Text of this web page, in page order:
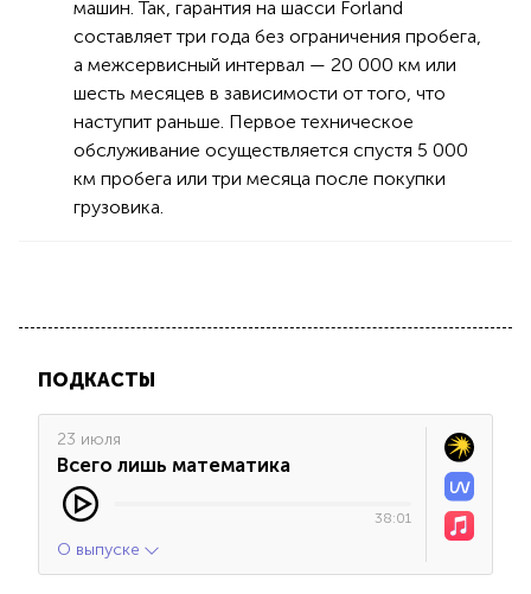
машин. Так, гарантия на шасси Forland
составляет три года без ограничения пробега,
а межсервисный интервал — 20 000 км или
шесть месяцев в зависимости от того, что
наступит раньше. Первое техническое
обслуживание осуществляется спустя 5 000
км пробега или три месяца после покупки
грузовика.
ПОДКАСТЫ
23 июля
Всего лишь математика
38:01
О выпуске